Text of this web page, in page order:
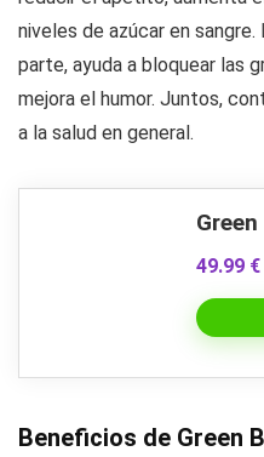
niveles de azúcar en
parte, ayuda a bloquear las
mejora el humor. Juntos,
a la salud en general.
49.99 €
Beneficios de Green